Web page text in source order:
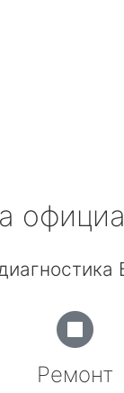
Ремонт